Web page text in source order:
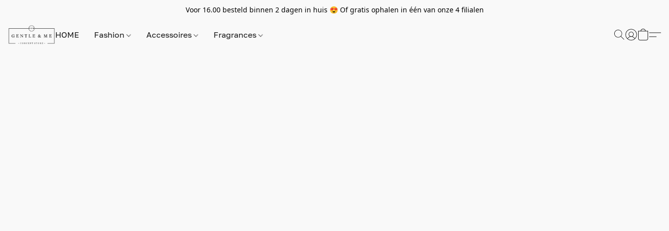
Voor 16.00 besteld binnen 2 dagen in huis 😍 Of gratis ophalen in één van onze 4 filialen
HOME Fashion Accessoires Fragrances